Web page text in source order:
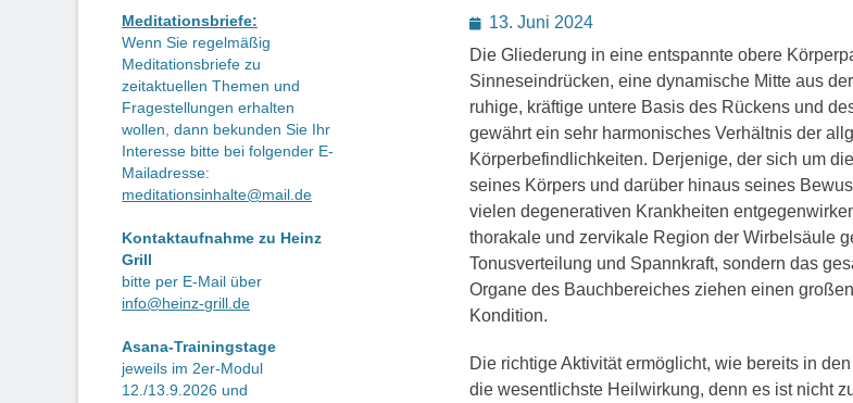
Posted
on
13. Juni 2024
Die Gliederung in eine entspannte obere
Sinneseindrücken, eine dynamische Mitte aus
ruhige, kräftige untere Basis des Rückens und
gewährt ein sehr harmonisches Verhältnis der
Körperbefindlichkeiten. Derjenige, der sich um
seines Körpers und darüber hinaus seines
vielen degenerativen Krankheiten
thorakale und zervikale Region der Wirbelsäule
Tonusverteilung und Spannkraft, sondern das
Organe des Bauchbereiches ziehen einen
Kondition.
Die richtige Aktivität ermöglicht, wie bereits in
die wesentlichste Heilwirkung, denn es ist nicht
Meditationsbriefe:
Wenn Sie regelmäßig
Meditationsbriefe zu
zeitaktuellen Themen und
Fragestellungen erhalten
wollen, dann bekunden Sie Ihr
Interesse bitte bei folgender E-
Mailadresse:
meditationsinhalte@mail.de
Kontaktaufnahme zu Heinz
Grill
bitte per E-Mail über
info@heinz-grill.de
Asana-Trainingstage
jeweils im 2er-Modul
12./13.9.2026 und